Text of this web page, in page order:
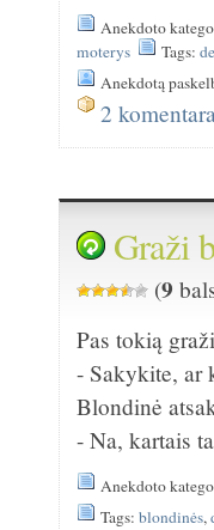
Anekdoto
moterys
Tags:
Anekdotą
2
Graži
(9
Pas tokią
- Sakykite, ar
Blondinė
- Na, kartais
Anekdoto
Tags:blondinės,